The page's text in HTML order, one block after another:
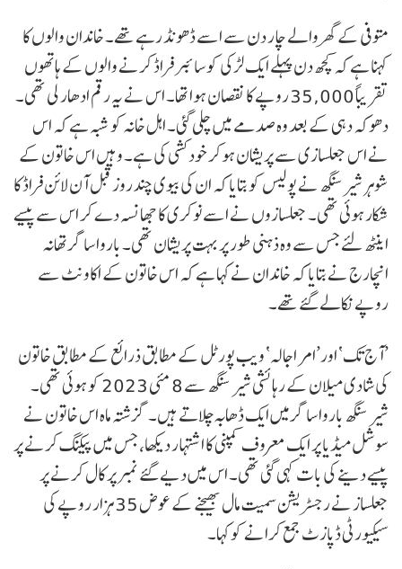
متوفی کے گھر والے چار دن سے اسے ڈھونڈ رہے تھے۔ خاندان والوں کا
کہنا ہے کہ کچھ دن پہلے ایک لڑکی کو سائبر فراڈ کرنے والوں کے ہاتھوں
تقریباً 35,000 روپے کا نقصان ہوا تھا۔ اس نے یہ رقم ادھار لی تھی۔
دھوکہ دہی کے بعد وہ صدمے میں چلی گئی۔ اہل خانہ کو شبہ ہے کہ اس
نے اس جعلسازی سے پریشان ہوکر خود کشی کی ہے۔ وہیں اس خاتون کے
شوہر شیرسنگھ نے پولیس کو بتایا کہ ان کی بیوی چند روز قبل آن لائن فراڈ کا
شکار ہوئی تھی۔ جعلسازوں نے اسے نوکری کا جھانسہ دے کر اس سے پیسے
اینٹھ لئے جس سے وہ ذہنی طور پر بہت پریشان تھی۔ باروا ساگر تھانہ
انچارج نے بتایا کہ خاندان نے کہا ہے کہ اس خاتون کے اکاونٹ سے
روپے نکالے گئے تھے۔
’آج تک‘ اور’امر اجالہ‘ ویب پورٹل کے مطابق ذرائع کے مطابق خاتون
کی شادی میلان کے رہائشی شیر سنگھ سے 8 مئی 2023 کو ہوئی تھی۔
شیر سنگھ باروا ساگر میں ایک ڈھابہ چلاتے ہیں۔ گزشتہ ماہ اس خاتون نے
سوشل میڈیا پر ایک معروف کمپنی کا اشتہار دیکھا، جس میں پیکنگ کرنے پر
پیسے دینے کی بات کہی گئی تھی۔ اس میں دیے گئے نمبر پر کال کرنے پر
جعلساز نے رجسٹریشن سمیت مال بھیجنے کے عوض 35 ہزار روپے کی
سیکیورٹی ڈپازٹ جمع کرانے کو کہا۔